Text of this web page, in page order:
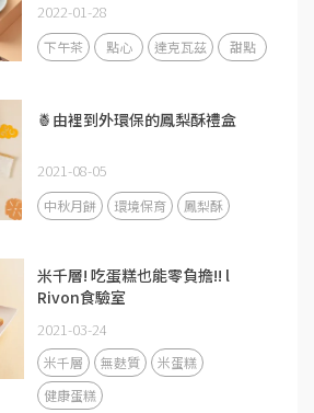
2022-01-28
下午茶 點心 達克瓦茲 甜點
🍍由裡到外環保的鳳梨酥禮盒
2021-08-05
中秋月餅 環境保育 鳳梨酥
米千層! 吃蛋糕也能零負擔!! l
Rivon食驗室
2021-03-24
米千層 無麩質
米蛋糕
健康蛋糕